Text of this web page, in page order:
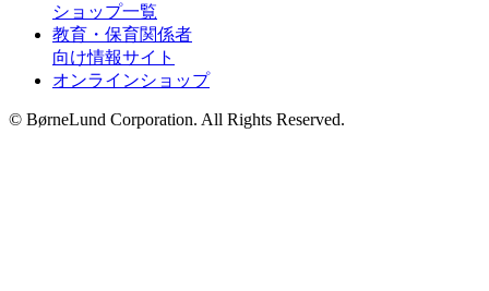
ショップ一覧
教育・保育関係者
向け情報サイト
オンラインショップ
© BørneLund Corporation. All Rights Reserved.